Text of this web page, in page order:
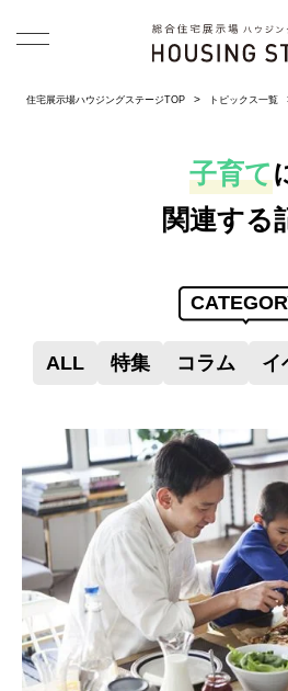
住宅展示場ハウジングステージTOP トピックス一覧
子育て
関連する
ALL 特集 コラム イ